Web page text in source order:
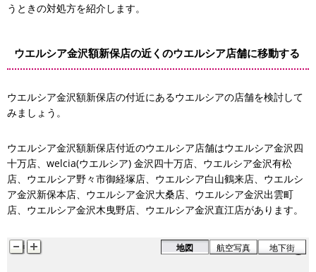
うときの対処方を紹介します。
ウエルシア金沢額新保店の近くのウエルシア店舗に移動する
ウエルシア金沢額新保店の付近にあるウエルシアの店舗を検討して
みましょう。
ウエルシア金沢額新保店付近のウエルシア店舗はウエルシア金沢四
十万店、welcia(ウエルシア) 金沢四十万店、ウエルシア金沢有松
店、ウエルシア野々市御経塚店、ウエルシア白山鶴来店、ウエルシ
ア金沢新保本店、ウエルシア金沢大桑店、ウエルシア金沢出雲町
店、ウエルシア金沢木曳野店、ウエルシア金沢直江店があります。
地図 航空写真 地下街